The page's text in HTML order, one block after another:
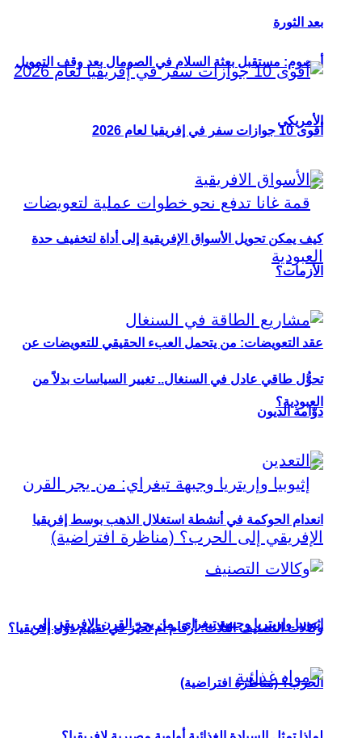
أوصوم: مستقبل بعثة السلام في الصومال بعد وقف التمويل
الأمريكي
عقد التعويضات: من يتحمل العبء الحقيقي للتعويضات عن
العبودية؟
إثيوبيا وإريتريا وجبهة تيغراي: من يجر القرن الإفريقي إلى
الحرب؟ (مناظرة افتراضية)
بعد الثورة
أقوى 10 جوازات سفر في إفريقيا لعام 2026
كيف يمكن تحويل الأسواق الإفريقية إلى أداة لتخفيف حدة
الأزمات؟
تحوُّل طاقي عادل في السنغال.. تغيير السياسات بدلاً من
دوّامة الديون
انعدام الحوكمة في أنشطة استغلال الذهب بوسط إفريقيا
وكالات التصنيف الثلاث: أرقام أم تحيّز في تقييم دول إفريقيا؟